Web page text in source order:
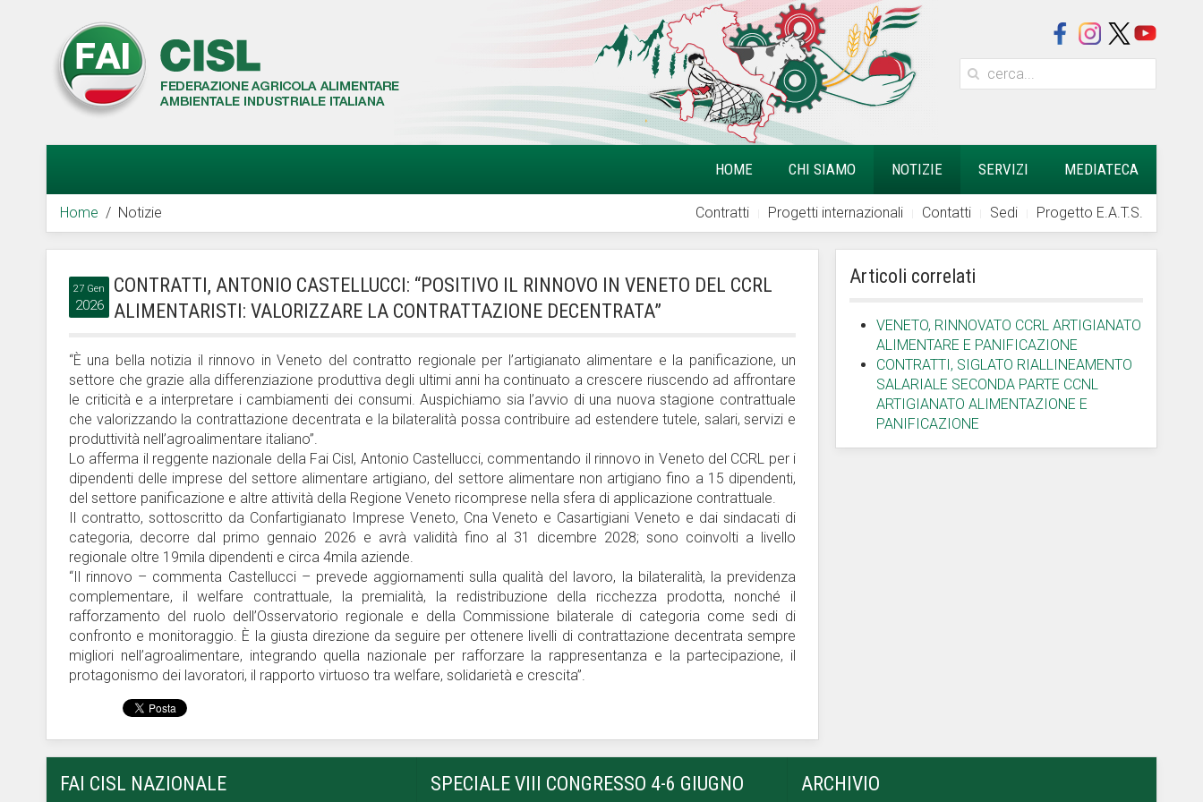
HOME CHI SIAMO NOTIZIE SERVIZI MEDIATECA
Contratti Progetti internazionali Contatti Sedi Progetto E.A.T.S.
Home Notizie
27 Gen
2026
CONTRATTI, ANTONIO CASTELLUCCI: “POSITIVO IL RINNOVO IN VENETO DEL CCRL
ALIMENTARISTI: VALORIZZARE LA CONTRATTAZIONE DECENTRATA”
“È una bella notizia il rinnovo in Veneto del contratto regionale per l’artigianato alimentare e la panificazione, un
settore che grazie alla differenziazione produttiva degli ultimi anni ha continuato a crescere riuscendo ad affrontare
le criticità e a interpretare i cambiamenti dei consumi. Auspichiamo sia l’avvio di una nuova stagione contrattuale
che valorizzando la contrattazione decentrata e la bilateralità possa contribuire ad estendere tutele, salari, servizi e
produttività nell’agroalimentare italiano”.
Lo afferma il reggente nazionale della Fai Cisl, Antonio Castellucci, commentando il rinnovo in Veneto del CCRL per i
dipendenti delle imprese del settore alimentare artigiano, del settore alimentare non artigiano fino a 15 dipendenti,
del settore panificazione e altre attività della Regione Veneto ricomprese nella sfera di applicazione contrattuale.
Il contratto, sottoscritto da Confartigianato Imprese Veneto, Cna Veneto e Casartigiani Veneto e dai sindacati di
categoria, decorre dal primo gennaio 2026 e avrà validità fino al 31 dicembre 2028; sono coinvolti a livello
regionale oltre 19mila dipendenti e circa 4mila aziende.
“Il rinnovo – commenta Castellucci – prevede aggiornamenti sulla qualità del lavoro, la bilateralità, la previdenza
complementare, il welfare contrattuale, la premialità, la redistribuzione della ricchezza prodotta, nonché il
rafforzamento del ruolo dell’Osservatorio regionale e della Commissione bilaterale di categoria come sedi di
confronto e monitoraggio. È la giusta direzione da seguire per ottenere livelli di contrattazione decentrata sempre
migliori nell’agroalimentare, integrando quella nazionale per rafforzare la rappresentanza e la partecipazione, il
protagonismo dei lavoratori, il rapporto virtuoso tra welfare, solidarietà e crescita”.
Articoli correlati
VENETO, RINNOVATO CCRL ARTIGIANATO
ALIMENTARE E PANIFICAZIONE
CONTRATTI, SIGLATO RIALLINEAMENTO
SALARIALE SECONDA PARTE CCNL
ARTIGIANATO ALIMENTAZIONE E
PANIFICAZIONE
FAI CISL NAZIONALE
SPECIALE VIII CONGRESSO 4-6 GIUGNO
ARCHIVIO